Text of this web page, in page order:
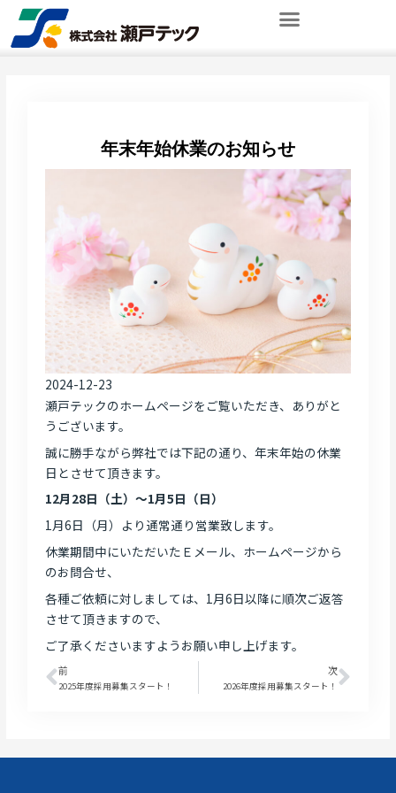
年末年始休業のお知らせ
2024-12-23
瀬戸テックのホームページをご覧いただき、ありがと
うございます。
誠に勝手ながら弊社では下記の通り、年末年始の休業
日とさせて頂きます。
12月28日（土）～1月5日（日）
1月6日（月）より通常通り営業致します。
休業期間中にいただいたＥメール、ホームページから
のお問合せ、
各種ご依頼に対しましては、1月6日以降に順次ご返答
させて頂きますので、
ご了承くださいますようお願い申し上げます。
Prev
前
2025年度採用募集スタート！
次
2026年度採用募集スタート！ Next